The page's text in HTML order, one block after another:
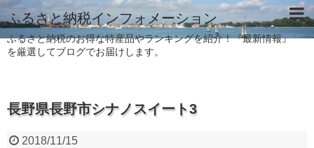
ふるさと納税インフォメーション
ふるさと納税のお得な特産品やランキングを紹介！『最新情報』
を厳選してブログでお届けします。
長野県長野市シナノスイート3
2018/11/15